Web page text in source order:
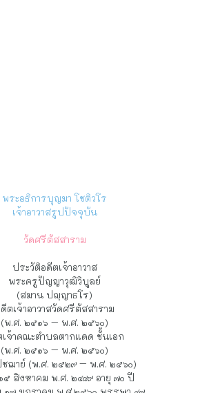
พระอธิการบุญมา โชติวโร
เจ้าอาวาสรูปปัจจุบัน
วัดศรีตัสสาราม